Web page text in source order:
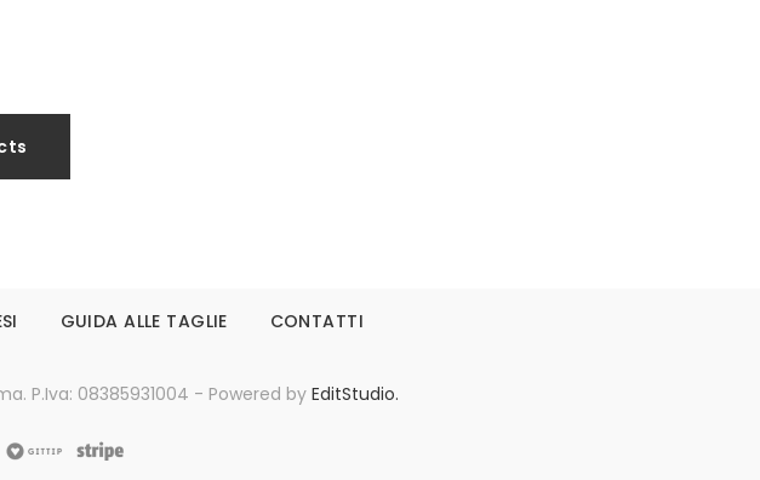
GUIDA ALLE TAGLIE CONTATTI
P.Iva: 08385931004 - Powered by EditStudio.